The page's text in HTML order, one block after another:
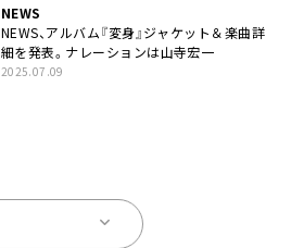
NEWS
NEWS、アルバム『変身』ジャケット＆楽曲詳
細を発表。ナレーションは⼭寺宏⼀
2025.07.09